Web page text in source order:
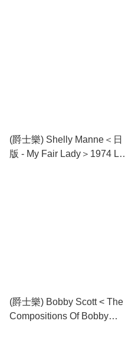
(爵士樂) Shelly Manne＜日
版 - My Fair Lady＞1974 LP
(爵士樂) Bobby Scott < The
Compositions Of Bobby